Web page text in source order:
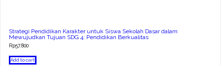
Strategi Pendidikan Karakter untuk Siswa Sekolah Dasar dalam
Mewujudkan Tujuan SDG 4: Pendidikan Berkualitas
Rp57.800
Add to cart